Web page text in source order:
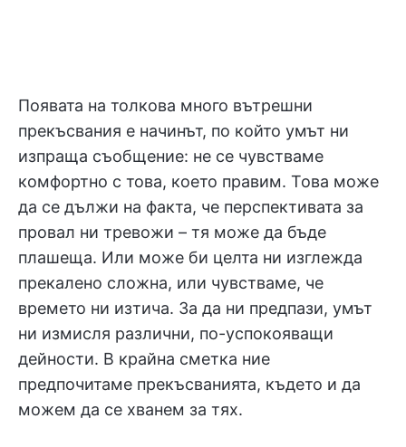
Появата на толкова много вътрешни
прекъсвания е начинът, по който умът ни
изпраща съобщение: не се чувстваме
комфортно с това, което правим. Това може
да се дължи на факта, че перспективата за
провал ни тревожи – тя може да бъде
плашеща. Или може би целта ни изглежда
прекалено сложна, или чувстваме, че
времето ни изтича. За да ни предпази, умът
ни измисля различни, по-успокояващи
дейности. В крайна сметка ние
предпочитаме прекъсванията, където и да
можем да се хванем за тях.